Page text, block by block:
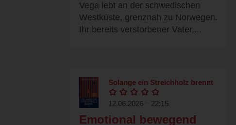
Vega lebt an der schwedischen
Westküste, grenznah zu Norwegen.
Ihr bereits verstorbener Vater,...
Solange ein Streichholz brennt
12.06.2026 – 22:15
Emotional bewegend